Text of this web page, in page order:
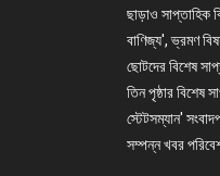
ছাড়াও সাপ্তাহিক
বাণিজ্য', ভ্রমণ
ছোটদের বিশেষ
তিন পৃষ্ঠার বিশেষ
স্টেটসম্যান'
সম্পন্ন খবর